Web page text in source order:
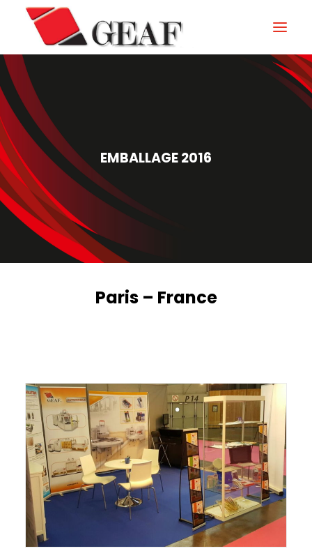
GEAF
UNTERNEHMEN
KNOW-HOW
UNSERE SEKTOREN
KONTAKTIEREN
NEUIGKEITEN UND VERANSTALTUNGEN
DOWNLOAD
ITALIANO
ENGLISH
EMBALLAGE 2016
Paris – France